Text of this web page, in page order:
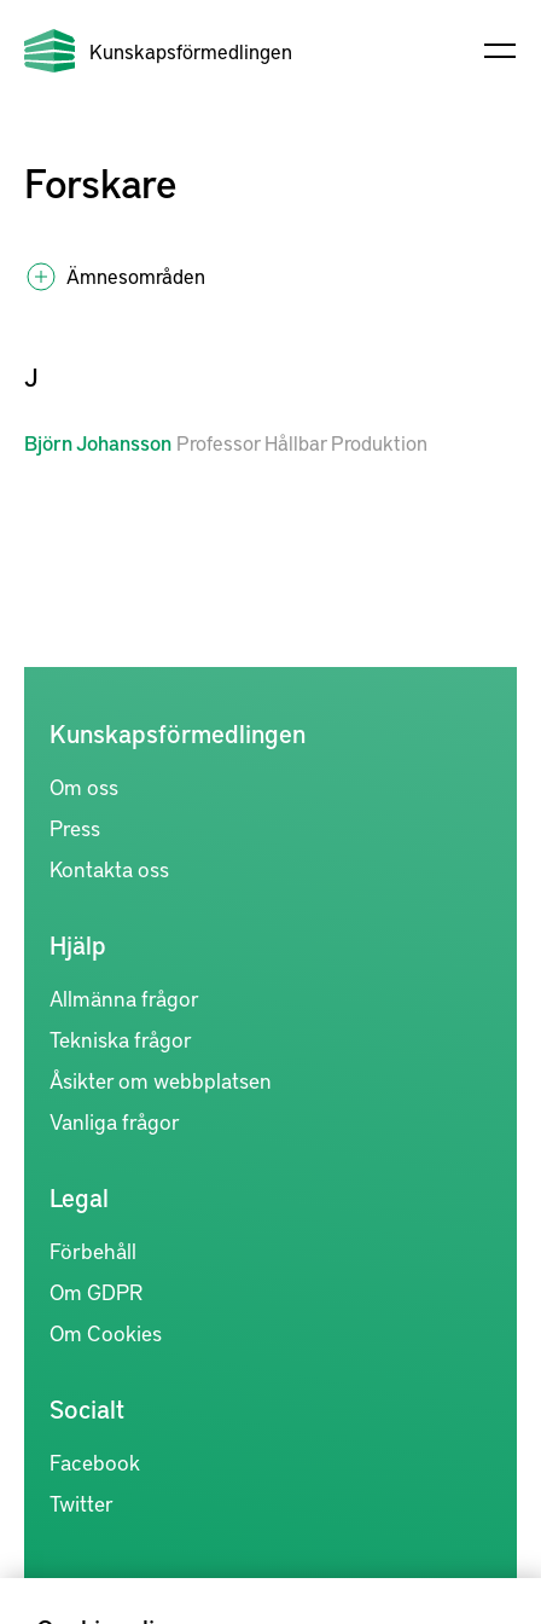
Kunskapsförmedlingen
Forskare
Ämnesområden
J
BjörnJohansson Professor Hållbar Produktion
Kunskapsförmedlingen
Om oss
Press
Kontakta oss
Hjälp
Allmänna frågor
Tekniska frågor
Åsikter om webbplatsen
Vanliga frågor
Legal
Förbehåll
Om GDPR
Om Cookies
Socialt
Facebook
Twitter